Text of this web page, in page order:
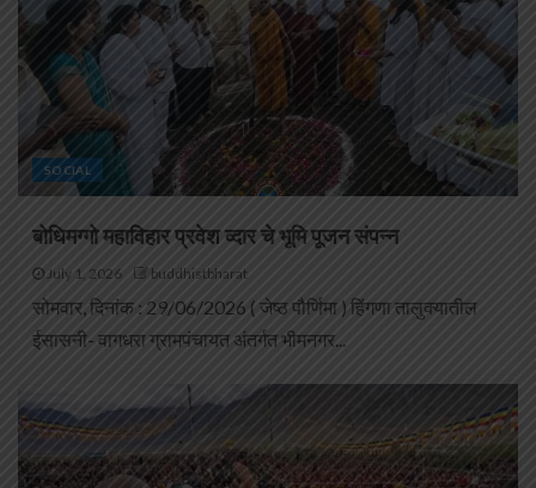
SOCIAL
बोधिमग्गो महाविहार प्रवेश व्दार चे भूमि पूजन संपन्न
July 1, 2026 buddhistbharat
सोमवार, दिनांक : 29/06/2026 ( जेष्ठ पौर्णिमा ) हिंगणा तालुक्यातील
ईसासनी- वागधरा ग्रामपंचायत अंतर्गत भीमनगर...